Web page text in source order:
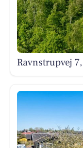
Ravnstrupvej